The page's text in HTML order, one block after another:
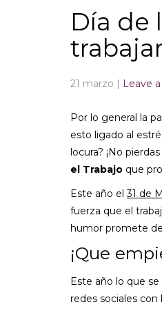
Día de
21 marzo | Leave
Por lo general la
esto ligado al
locura? ¡No
el Trabajo que
Este año el31 de
fuerza que el
humor promete
¡Que
Este año lo que
redes sociales con